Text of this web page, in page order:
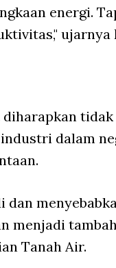
energi.
ujarnya
diharapkan
dalam
menjadi
Tanah Air.